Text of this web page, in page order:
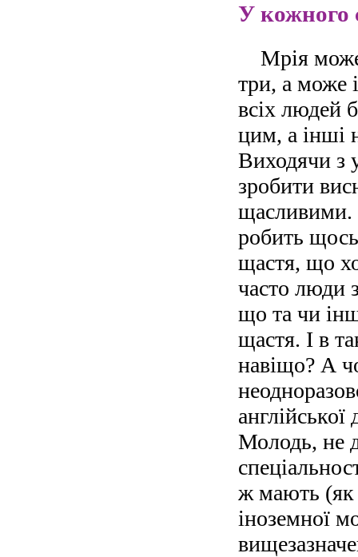
У кожного
Мрія
три, а може
всіх людей
цим, а інші
Виходячи з
зробити
щасливими.
робить
щастя, що
часто люди
що та чи
щастя. І в
навіщо? А
Молодь, не
ж мають (як
іноземної